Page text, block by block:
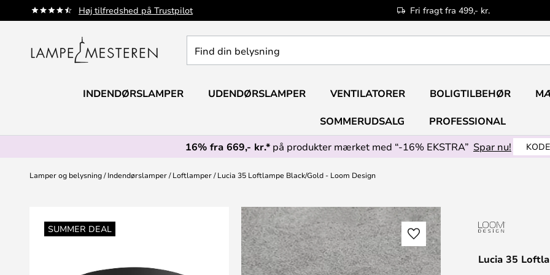
Høj tilfredshed på Trustpilot Fri fragt fra 499,- kr.
Skip
to
din
INDENDØRSLAMPER UDENDØRSLAMPER VENTILATORER BOLIGTILBEHØR
SOMMERUDSALG
PROFESSIONAL
16% fra 669,- kr.* på produkter mærket med “-16% EKSTRA” Spar nu!
Lamper og belysning Indendørslamper Loftlamper Lucia 35 Loftlampe Black/Gold - Loom Design
SUMMER DEAL
Lucia 35